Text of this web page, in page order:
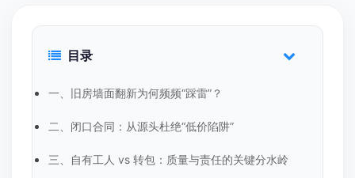
目录
一、旧房墙面翻新为何频频“踩雷”？
二、闭口合同：从源头杜绝“低价陷阱”
三、自有工人 vs 转包：质量与责任的关键分水岭